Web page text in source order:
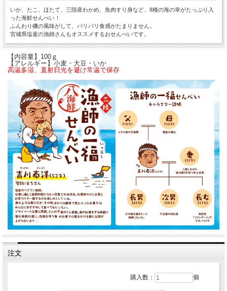
いか、たこ、ほたて、三陸産わかめ、魚肉すり身など、8種の海の幸がたっぷり入
った海鮮せんべい！
ふんわり磯の風味がして、パリパリ食感がたまりません。
宮城県塩釜の漁師さんもオススメするおせんべいです。
【内容量】100ｇ
【アレルギー】小麦・大豆・いか
高温多湿、直射日光を避け常温で保存
注文
購入数： 個